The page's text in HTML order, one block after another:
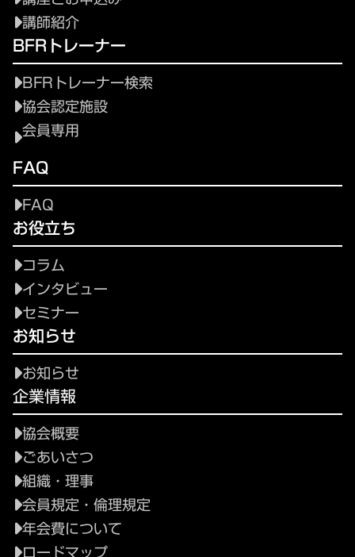
講師紹介
BFRトレーナー
BFRトレーナー検索
協会認定施設
会員専用
FAQ
FAQ
お役立ち
コラム
インタビュー
セミナー
お知らせ
お知らせ
企業情報
協会概要
ごあいさつ
組織・理事
会員規定・倫理規定
年会費について